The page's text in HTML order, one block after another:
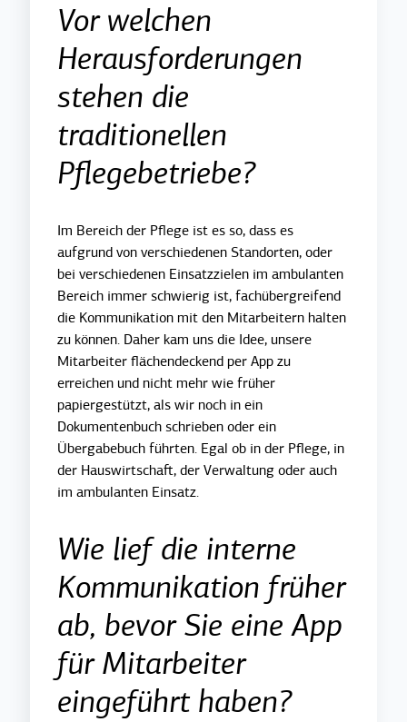
Vor welchen
Herausforderungen
stehen die
traditionellen
Pflegebetriebe?
Im Bereich der Pflege ist es so, dass es
aufgrund von verschiedenen Standorten, oder
bei verschiedenen Einsatzzielen im ambulanten
Bereich immer schwierig ist, fachübergreifend
die Kommunikation mit den Mitarbeitern halten
zu können. Daher kam uns die Idee, unsere
Mitarbeiter flächendeckend per App zu
erreichen und nicht mehr wie früher
papiergestützt, als wir noch in ein
Dokumentenbuch schrieben oder ein
Übergabebuch führten. Egal ob in der Pflege, in
der Hauswirtschaft, der Verwaltung oder auch
im ambulanten Einsatz.
Wie lief die interne
Kommunikation früher
ab, bevor Sie eine App
für Mitarbeiter
eingeführt haben?